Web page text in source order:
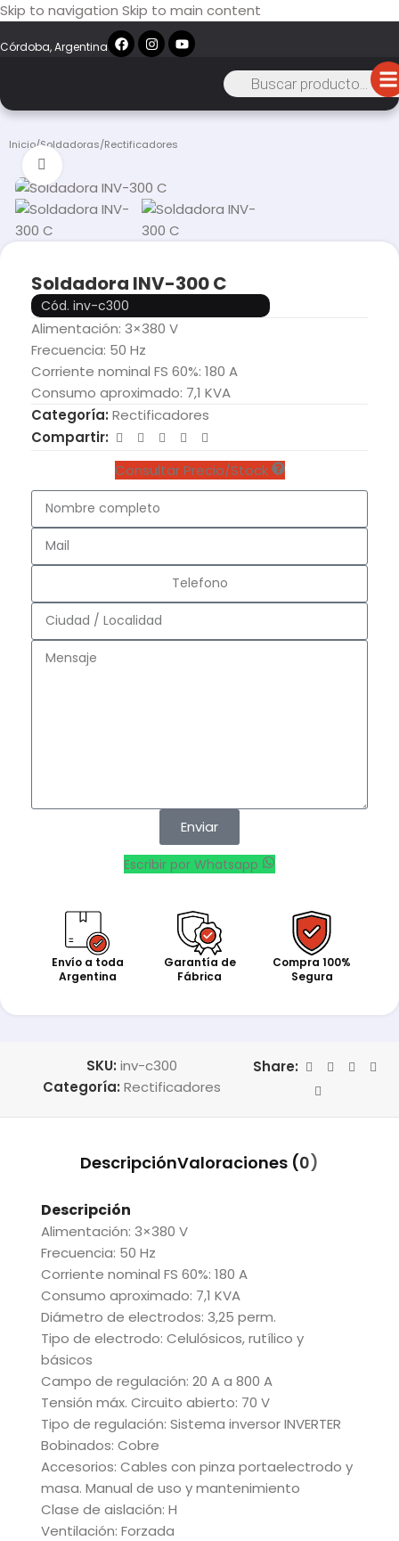
Skip to navigation Skip to main content
Córdoba, Argentina
Inicio/Soldadoras/Rectificadores
Soldadora INV-300 C
Cód. inv-c300
Alimentación: 3×380 V
Frecuencia: 50 Hz
Corriente nominal FS 60%: 180 A
Consumo aproximado: 7,1 KVA
Categoría: Rectificadores
Compartir:
Consultar Precio/Stock
Enviar
Escribir por Whatsapp
Envío a toda
Argentina
Garantía de
Fábrica
Compra 100%
Segura
SKU:inv-c300
Categoría: Rectificadores
Share:
DescripciónValoraciones (0)
Descripción
Alimentación: 3×380 V
Frecuencia: 50 Hz
Corriente nominal FS 60%: 180 A
Consumo aproximado: 7,1 KVA
Diámetro de electrodos: 3,25 perm.
Tipo de electrodo: Celulósicos, rutílico y
básicos
Campo de regulación: 20 A a 800 A
Tensión máx. Circuito abierto: 70 V
Tipo de regulación: Sistema inversor INVERTER
Bobinados: Cobre
Accesorios: Cables con pinza portaelectrodo y
masa. Manual de uso y mantenimiento
Clase de aislación: H
Ventilación: Forzada